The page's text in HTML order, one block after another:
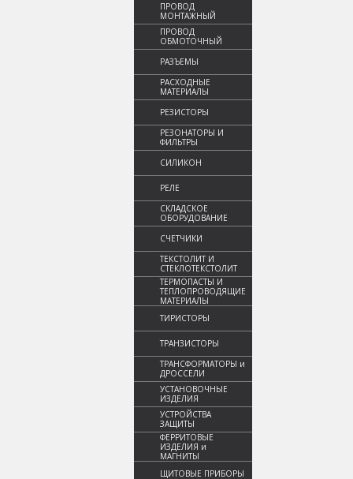
ПРОВОД
МОНТАЖНЫЙ
ПРОВОД
ОБМОТОЧНЫЙ
РАЗЪЕМЫ
РАСХОДНЫЕ
МАТЕРИАЛЫ
РЕЗИСТОРЫ
РЕЗОНАТОРЫ И
ФИЛЬТРЫ
СИЛИКОН
РЕЛЕ
СКЛАДСКОЕ
ОБОРУДОВАНИЕ
СЧЕТЧИКИ
ТЕКСТОЛИТ И
СТЕКЛОТЕКСТОЛИТ
ТЕРМОПАСТЫ И
ТЕПЛОПРОВОДЯЩИЕ
МАТЕРИАЛЫ
ТИРИСТОРЫ
ТРАНЗИСТОРЫ
ТРАНСФОРМАТОРЫ и
ДРОССЕЛИ
УСТАНОВОЧНЫЕ
ИЗДЕЛИЯ
УСТРОЙСТВА
ЗАЩИТЫ
ФЕРРИТОВЫЕ
ИЗДЕЛИЯ и
МАГНИТЫ
ЩИТОВЫЕ ПРИБОРЫ